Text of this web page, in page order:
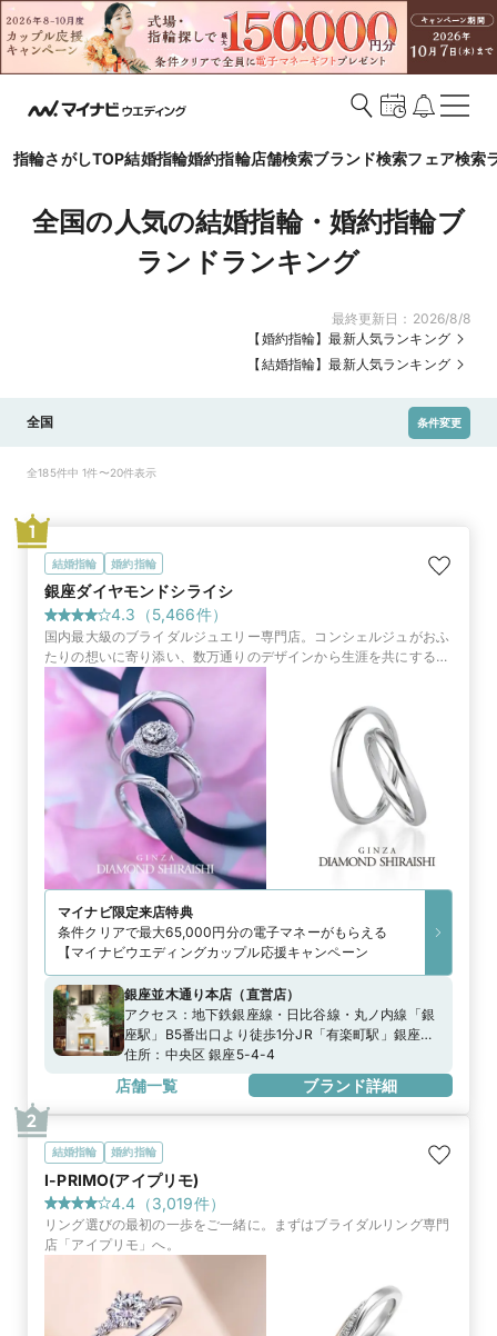
指輪さがしTOP結婚指輪婚約指輪店舗検索ブランド検索フェア検索
全国の人気の結婚指輪・婚約指輪ブ
ランドランキング
最終更新日： 2026/8/8
【婚約指輪】最新人気ランキング
【結婚指輪】最新人気ランキング
全国 条件変更
全185件中 1件〜20件表示
結婚指輪 婚約指輪
銀座ダイヤモンドシライシ
4.3 （5,466件）
国内最大級のブライダルジュエリー専門店。コンシェルジュがおふ
たりの想いに寄り添い、数万通りのデザインから生涯を共にする指
輪やサービスをご提案します
マイナビ限定来店特典
条件クリアで最大65,000円分の電子マネーがもらえる
【マイナビウエディングカップル応援キャンペーン
銀座並木通り本店 （直営店）
アクセス： 地下鉄銀座線・日比谷線・丸ノ内線「銀
座駅」B5番出口より徒歩1分JR「有楽町駅」銀座口
より徒歩5分
住所： 中央区 銀座5-4-4
店舗一覧 ブランド詳細
1
結婚指輪 婚約指輪
I-PRIMO(アイプリモ)
4.4 （3,019件）
リング選びの最初の一歩をご一緒に。まずはブライダルリング専門
店「アイプリモ」へ。
2